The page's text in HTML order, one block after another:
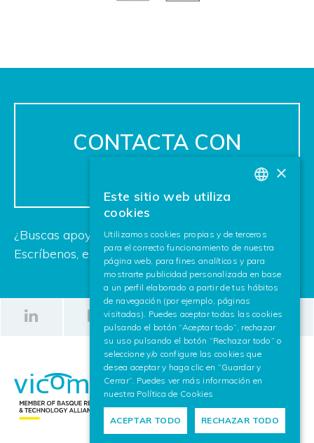
CONTACTA CON
¿Buscas apoyo para tu próximo proyecto?
Escríbenos, estamos deseando ayudarte.
ENGLISH
×
Este sitio web utiliza
cookies
Utilizamos cookies propias y de terceros
para el correcto funcionamiento de nuestra
página web, para fines analíticos y para
mostrarte publicidad personalizada en base
a un perfil elaborado a partir de tus hábitos
de navegación (por ejemplo, páginas
visitadas). Puedes aceptar todas las cookies
pulsando el botón “Aceptar todo”, rechazar
su uso pulsando el botón “Rechazar todo” o
seleccione y/o configure las cookies que
desea aceptar y haga clic en “Guardar y
Cerrar”. Puedes ver más información en
nuestra Política de Cookies
ACEPTAR TODO RECHAZAR TODO